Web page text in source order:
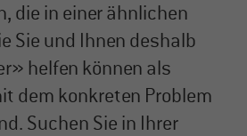
sit amet,
elit.
ligula eget dolor.
Cum sociis natoque
die in einer ähnlichen
Sie und Ihnen deshalb
helfen können als
dem konkreten Problem
Suchen Sie in Ihrer